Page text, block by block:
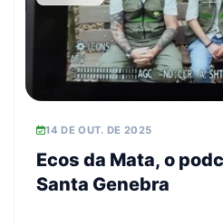
14 DE OUT. DE 2025
Ecos da Mata, o
Santa Genebra